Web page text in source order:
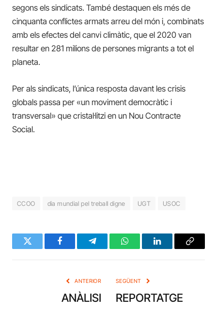
segons els sindicats. També destaquen els més de
cinquanta conflictes armats arreu del món i, combinats
amb els efectes del canvi climàtic, que el 2020 van
resultar en 281 milions de persones migrants a tot el
planeta.
Per als sindicats, l’única resposta davant les crisis
globals passa per «un moviment democràtic i
transversal» que cristal·litzi en un Nou Contracte
Social.
CCOO dia mundial pel treball digne UGT USOC
Twitter FacebookTelegramWhatsAppLinkedInCopy
ANTERIOR
ANÀLISI
SEGÜENT
REPORTATGE